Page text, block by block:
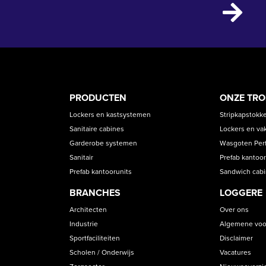
PRODUCT
CATEGORIES
PRODUCTEN
Lockers en kastsystemen
Sanitaire cabines
Garderobe systemen
Sanitair
Prefab kantoorunits
BRANCHES
Architecten
Industrie
Sportfaciliteiten
Scholen / Onderwijs
ONZE
Lockers en
Wasgoten
Prefab
Sandwich
LOGGERE
Over ons
Algemene
Disclaimer
Vacatures